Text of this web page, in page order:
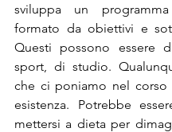
sviluppa un
formato da obiettivi e
Questi possono essere
sport, di studio.
che ci poniamo nel corso
esistenza. Potrebbe
mettersi a dieta per